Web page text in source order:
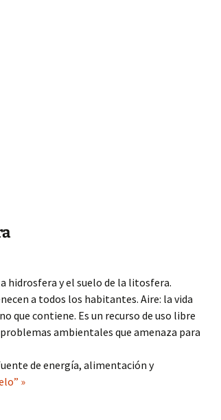
hidrosfera y el suelo de la litosfera.
a todos los habitantes. Aire: la vida
que contiene. Es un recurso de uso libre
ambientales que amenaza para
de energía, alimentación y
»